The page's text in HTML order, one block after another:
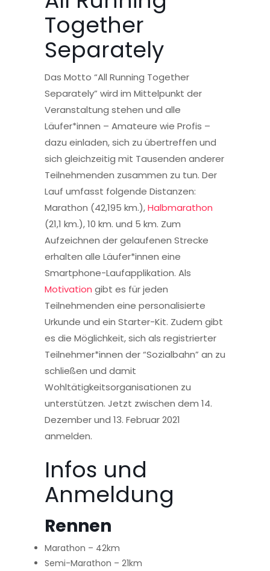
Together
Separately
Das Motto “All Running Together
Separately” wird im Mittelpunkt der
Veranstaltung stehen und alle
Läufer*innen – Amateure wie Profis –
dazu einladen, sich zu übertreffen und
sich gleichzeitig mit Tausenden anderer
Teilnehmenden zusammen zu tun. Der
Lauf umfasst folgende Distanzen:
Marathon (42,195 km.),Halbmarathon
(21,1 km.), 10 km. und 5 km. Zum
Aufzeichnen der gelaufenen Strecke
erhalten alle Läufer*innen eine
Smartphone-Laufapplikation. Als
Motivation gibt es für jeden
Teilnehmenden eine personalisierte
Urkunde und ein Starter-Kit. Zudem gibt
es die Möglichkeit, sich als registrierter
Teilnehmer*innen der “Sozialbahn” an zu
schließen und damit
Wohltätigkeitsorganisationen zu
unterstützen. Jetzt zwischen dem 14.
Dezember und 13. Februar 2021
anmelden.
Infos und
Anmeldung
Rennen
Marathon – 42km
Semi-Marathon – 21km